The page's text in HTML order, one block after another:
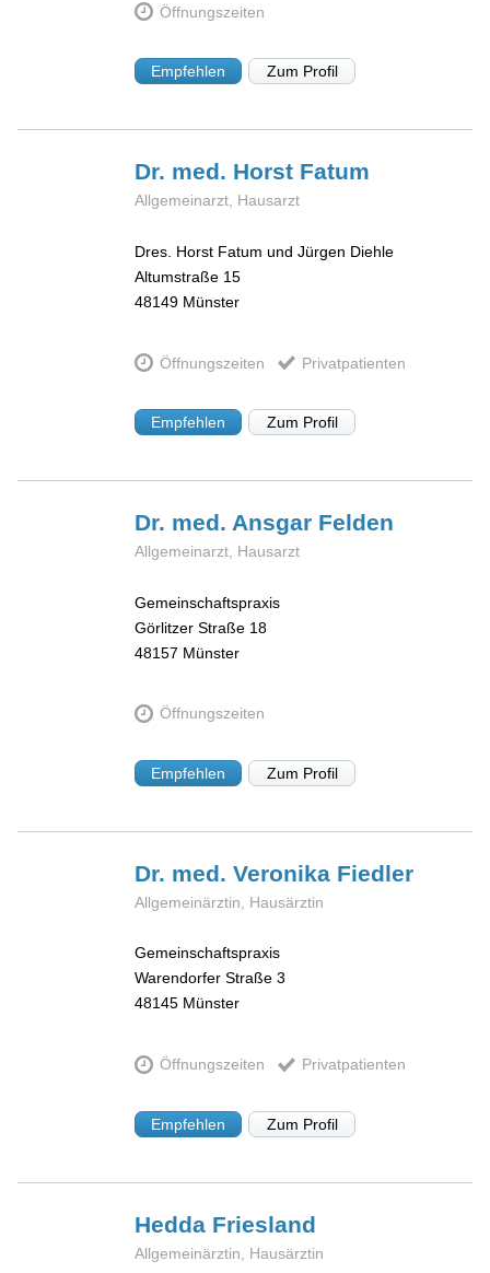
Öffnungszeiten
Empfehlen Zum Profil
Dr. med. Horst Fatum
Allgemeinarzt, Hausarzt
Dres. Horst Fatum und Jürgen Diehle
Altumstraße 15
48149 Münster
Öffnungszeiten Privatpatienten
Empfehlen Zum Profil
Dr. med. Ansgar Felden
Allgemeinarzt, Hausarzt
Gemeinschaftspraxis
Görlitzer Straße 18
48157 Münster
Öffnungszeiten
Empfehlen Zum Profil
Dr. med. Veronika Fiedler
Allgemeinärztin, Hausärztin
Gemeinschaftspraxis
Warendorfer Straße 3
48145 Münster
Öffnungszeiten Privatpatienten
Empfehlen Zum Profil
Hedda Friesland
Allgemeinärztin, Hausärztin